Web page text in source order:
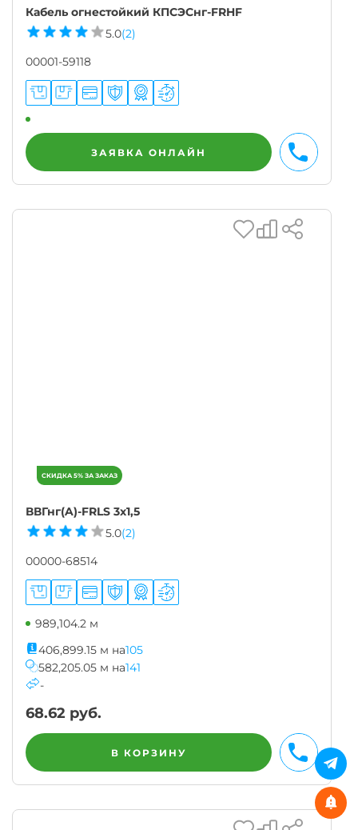
Кабель огнестойкий КПСЭСнг-FRHF
5.0(2)
00001-59118
ЗАЯВКА ОНЛАЙН
ВВГнг(A)-FRLS 3х1,5
5.0(2)
00000-68514
989,104.2 м
406,899.15 м на105
582,205.05 м на141
-
68.62 руб.
В КОРЗИНУ